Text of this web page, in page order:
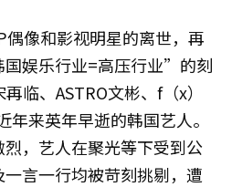
偶像和影视明星的离世，再
娱乐行业=高压行业”的刻
临、ASTRO文彬、f（x）
年来英年早逝的韩国艺人。
，艺人在聚光等下受到公
言一行均被苛刻挑剔，遭